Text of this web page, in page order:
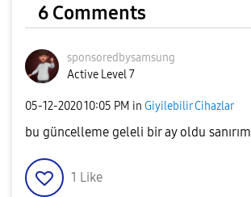
6 Comments
sponsoredbysamsung
Active Level 7
‎05-12-202010:05 PM in Giyilebilir Cihazlar
bu güncelleme geleli bir ay oldu sanırım
1 Like